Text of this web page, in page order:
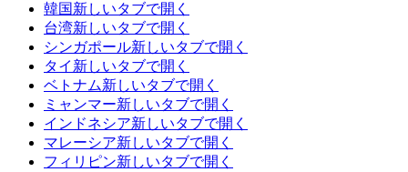
韓国新しいタブで開く
台湾新しいタブで開く
シンガポール新しいタブで開く
タイ 新しいタブで開く
ベトナム新しいタブで開く
ミャンマー新しいタブで開く
インドネシア新しいタブで開く
マレーシア新しいタブで開く
フィリピン新しいタブで開く